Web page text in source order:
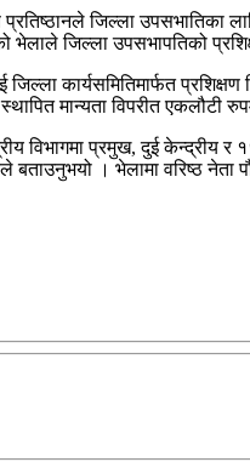
जिल्ला उपसभातिका
भेलाले जिल्ला उपसभापतिको
कार्यसमितिमार्फत
स्थापित मान्यता विपरीत
विभागमा प्रमुख, दुई
बताउनुभयो । भेलामा वरिष्ठ